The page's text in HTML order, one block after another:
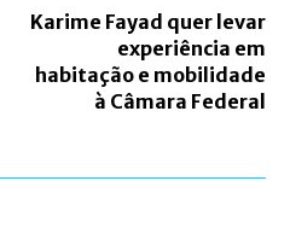
Karime Fayad quer levar
experiência em
habitação e mobilidade
à Câmara Federal